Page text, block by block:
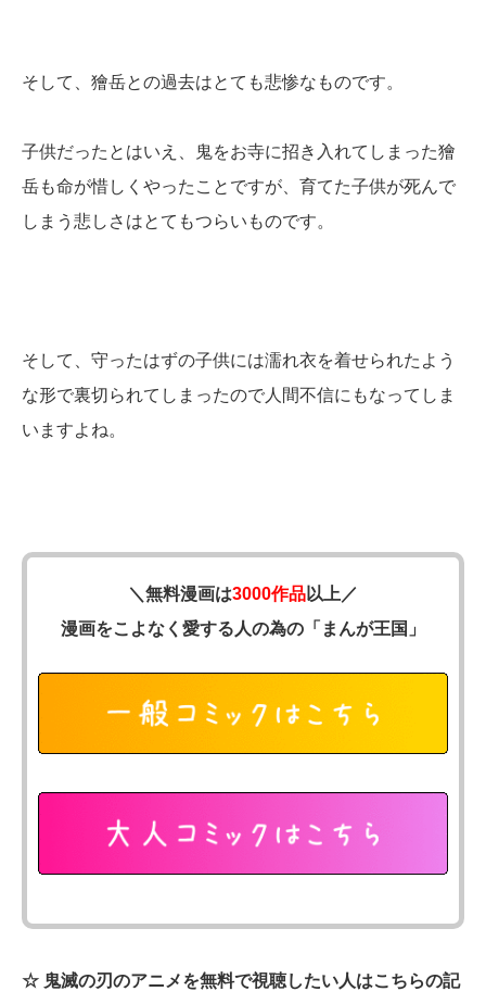
そして、獪岳との過去はとても悲惨なものです。
子供だったとはいえ、鬼をお寺に招き入れてしまった獪
岳も命が惜しくやったことですが、育てた子供が死んで
しまう悲しさはとてもつらいものです。
そして、守ったはずの子供には濡れ衣を着せられたよう
な形で裏切られてしまったので人間不信にもなってしま
いますよね。
＼無料漫画は3000作品以上／
漫画をこよなく愛する人の為の「まんが王国」
☆ 鬼滅の刃のアニメを無料で視聴したい人はこちらの記